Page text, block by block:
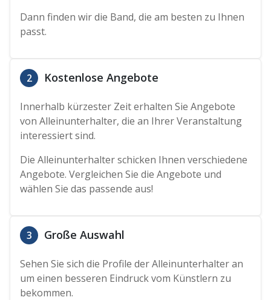
Dann finden wir die Band, die am besten zu Ihnen
passt.
2 Kostenlose Angebote
Innerhalb kürzester Zeit erhalten Sie Angebote
von Alleinunterhalter, die an Ihrer Veranstaltung
interessiert sind.
Die Alleinunterhalter schicken Ihnen verschiedene
Angebote. Vergleichen Sie die Angebote und
wählen Sie das passende aus!
3 Große Auswahl
Sehen Sie sich die Profile der Alleinunterhalter an
um einen besseren Eindruck vom Künstlern zu
bekommen.